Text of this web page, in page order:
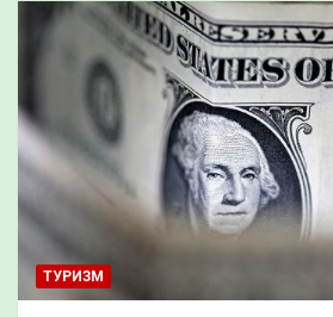
ТУРИЗМ